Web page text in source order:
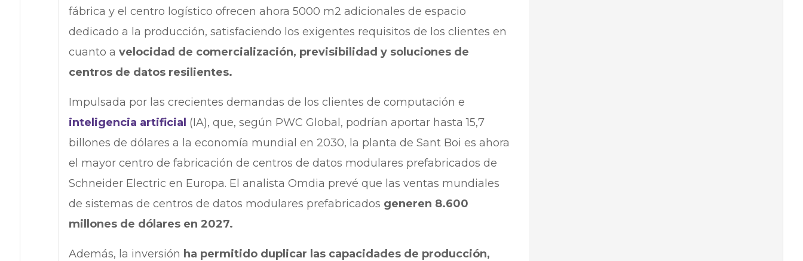
fábrica y el centro logístico ofrecen ahora 5000 m2 adicionales de espacio
dedicado a la producción, satisfaciendo los exigentes requisitos de los clientes en
cuanto a velocidad de comercialización, previsibilidad y soluciones de
centros de datos resilientes.
Impulsada por las crecientes demandas de los clientes de computación e
inteligencia artificial (IA), que, según PWC Global, podrían aportar hasta 15,7
billones de dólares a la economía mundial en 2030, la planta de Sant Boi es ahora
el mayor centro de fabricación de centros de datos modulares prefabricados de
Schneider Electric en Europa. El analista Omdia prevé que las ventas mundiales
de sistemas de centros de datos modulares prefabricados generen 8.600
millones de dólares en 2027.
Además, la inversión ha permitido duplicar las capacidades de producción,